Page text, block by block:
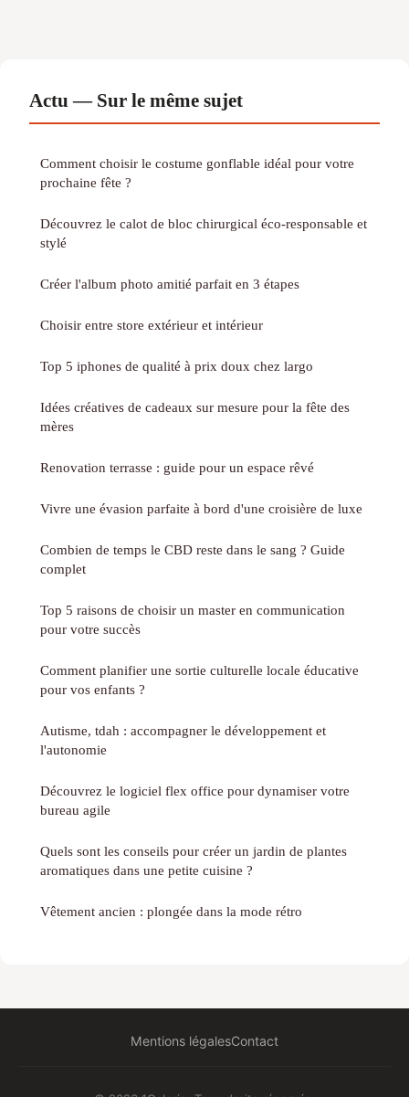
Actu — Sur le même sujet
Comment choisir le costume gonflable idéal pour votre
prochaine fête ?
Découvrez le calot de bloc chirurgical éco-responsable et
stylé
Créer l'album photo amitié parfait en 3 étapes
Choisir entre store extérieur et intérieur
Top 5 iphones de qualité à prix doux chez largo
Idées créatives de cadeaux sur mesure pour la fête des
mères
Renovation terrasse : guide pour un espace rêvé
Vivre une évasion parfaite à bord d'une croisière de luxe
Combien de temps le CBD reste dans le sang ? Guide
complet
Top 5 raisons de choisir un master en communication
pour votre succès
Comment planifier une sortie culturelle locale éducative
pour vos enfants ?
Autisme, tdah : accompagner le développement et
l'autonomie
Découvrez le logiciel flex office pour dynamiser votre
bureau agile
Quels sont les conseils pour créer un jardin de plantes
aromatiques dans une petite cuisine ?
Vêtement ancien : plongée dans la mode rétro
Mentions légalesContact